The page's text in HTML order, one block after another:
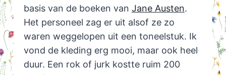
basis van de boeken van Jane Austen.
Het personeel zag er uit alsof ze zo
waren weggelopen uit een toneelstuk. Ik
vond de kleding erg mooi, maar ook heel
duur. Een rok of jurk kostte ruim 200